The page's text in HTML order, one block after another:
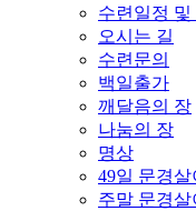
수련일정 및
오시는 길
수련문의
백일출가
깨달음의 장
나눔의 장
명상
49일 문경살
주말 문경살